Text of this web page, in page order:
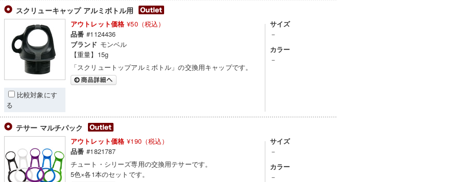
スクリューキャップ アルミボトル用
比較対象にす
る
アウトレット価格 ¥50（税込）
品番 #1124436
ブランド モンベル
【重量】15g
「スクリュートップアルミボトル」の交換用キャップです。
サイズ
－
カラー
－
テサー マルチパック
アウトレット価格 ¥190（税込）
品番 #1821787
チュート・シリーズ専用の交換用テサーです。
5色×各1本のセットです。
サイズ
－
カラー
－